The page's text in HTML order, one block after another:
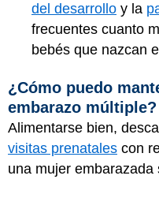
del desarrollo y la
frecuentes cuanto
bebés que nazcan
¿Cómo puedo
embarazo múltiple?
Alimentarse bien,
visitas prenatales con
una mujer embarazada